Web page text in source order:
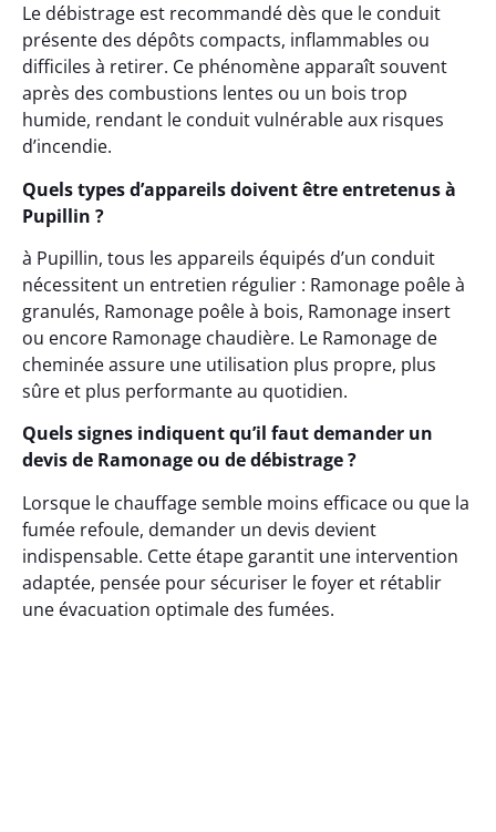
Le débistrage est recommandé dès que le conduit
présente des dépôts compacts, inflammables ou
difficiles à retirer. Ce phénomène apparaît souvent
après des combustions lentes ou un bois trop
humide, rendant le conduit vulnérable aux risques
d’incendie.
Quels types d’appareils doivent être entretenus à
Pupillin ?
à Pupillin, tous les appareils équipés d’un conduit
nécessitent un entretien régulier : Ramonage poêle à
granulés, Ramonage poêle à bois, Ramonage insert
ou encore Ramonage chaudière. Le Ramonage de
cheminée assure une utilisation plus propre, plus
sûre et plus performante au quotidien.
Quels signes indiquent qu’il faut demander un
devis de Ramonage ou de débistrage ?
Lorsque le chauffage semble moins efficace ou que la
fumée refoule, demander un devis devient
indispensable. Cette étape garantit une intervention
adaptée, pensée pour sécuriser le foyer et rétablir
une évacuation optimale des fumées.